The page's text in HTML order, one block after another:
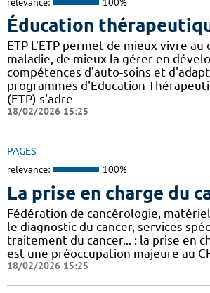
Éducation
ETP L'ETP permet de mieux vivre au
maladie, de mieux la gérer en
compétences d'auto-soins et
programmes d'Education
(ETP) s'adre
18/02/2026 15:25
PAGES
relevance: 100%
La prise en charge du
Fédération de cancérologie,
le diagnostic du cancer, services
traitement du cancer... : la prise en
est une préoccupation majeure au
18/02/2026 15:25